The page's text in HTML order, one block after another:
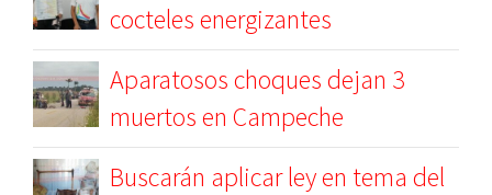
cocteles energizantes
Aparatosos choques dejan 3
muertos en Campeche
Buscarán aplicar ley en tema del